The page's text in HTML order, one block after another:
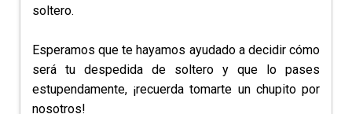
soltero.
Esperamos que te hayamos ayudado a decidir cómo
será tu despedida de soltero y que lo pases
estupendamente, ¡recuerda tomarte un chupito por
nosotros!